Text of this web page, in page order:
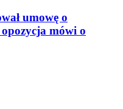
umowę o
mówi o